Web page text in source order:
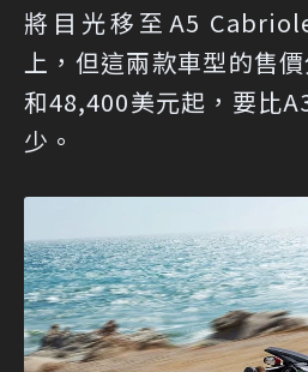
將目光移至A5
上，但這兩款車型的售
和48,400美元起，要比
少。